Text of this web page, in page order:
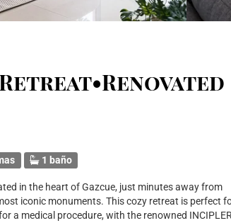
1 baño
in the heart of Gazcue, just minutes away from
iconic monuments. This cozy retreat is perfect
a medical procedure, with the renowned INCIPLER